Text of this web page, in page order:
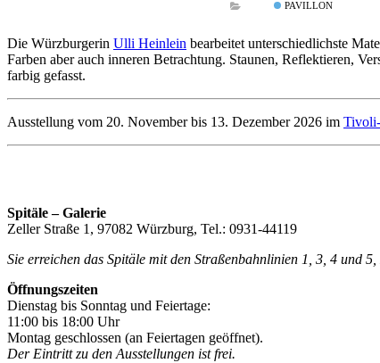
PAVILLON
Die Würzburgerin Ulli Heinlein bearbeitet unterschiedlichste
Farben aber auch inneren Betrachtung. Staunen, Reflektieren,
farbig gefasst.
Ausstellung vom 20. November bis 13. Dezember 2026 im
Spitäle – Galerie
Zeller Straße 1, 97082 Würzburg, Tel.: 0931-44119
Sie erreichen das Spitäle mit den Straßenbahnlinien 1, 3, 4 und
Öffnungszeiten
Dienstag bis Sonntag und Feiertage:
11:00 bis 18:00 Uhr
Montag geschlossen (an Feiertagen geöffnet).
Der Eintritt zu den Ausstellungen ist frei.